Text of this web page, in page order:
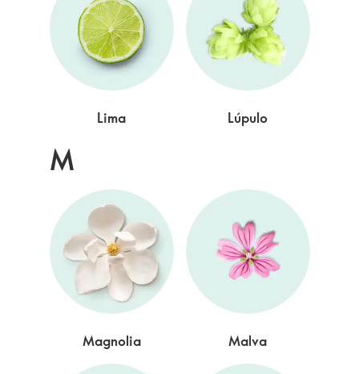
Lima Lúpulo
M
Magnolia Malva